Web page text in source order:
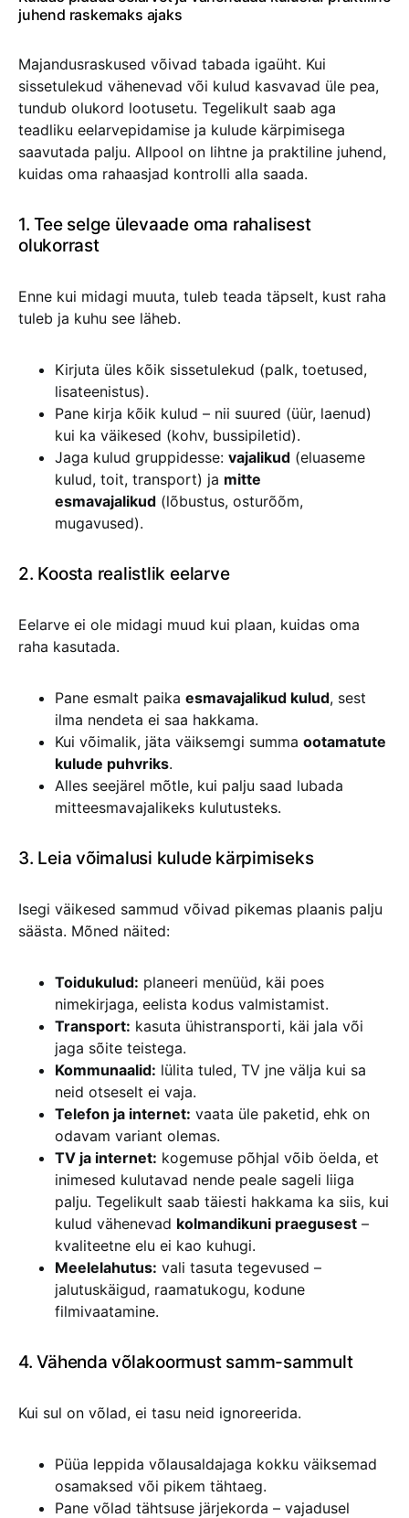
juhend raskemaks ajaks
Majandusraskused võivad tabada igaüht. Kui
sissetulekud vähenevad või kulud kasvavad üle pea,
tundub olukord lootusetu. Tegelikult saab aga
teadliku eelarvepidamise ja kulude kärpimisega
saavutada palju. Allpool on lihtne ja praktiline juhend,
kuidas oma rahaasjad kontrolli alla saada.
1. Tee selge ülevaade oma rahalisest
olukorrast
Enne kui midagi muuta, tuleb teada täpselt, kust raha
tuleb ja kuhu see läheb.
Kirjuta üles kõik sissetulekud (palk, toetused,
lisateenistus).
Pane kirja kõik kulud – nii suured (üür, laenud)
kui ka väikesed (kohv, bussipiletid).
Jaga kulud gruppidesse: vajalikud (eluaseme
kulud, toit, transport) ja mitte
esmavajalikud (lõbustus, osturõõm,
mugavused).
2. Koosta realistlik eelarve
Eelarve ei ole midagi muud kui plaan, kuidas oma
raha kasutada.
Pane esmalt paika esmavajalikud kulud, sest
ilma nendeta ei saa hakkama.
Kui võimalik, jäta väiksemgi summa ootamatute
kulude puhvriks.
Alles seejärel mõtle, kui palju saad lubada
mitteesmavajalikeks kulutusteks.
3. Leia võimalusi kulude kärpimiseks
Isegi väikesed sammud võivad pikemas plaanis palju
säästa. Mõned näited:
Toidukulud: planeeri menüüd, käi poes
nimekirjaga, eelista kodus valmistamist.
Transport: kasuta ühistransporti, käi jala või
jaga sõite teistega.
Kommunaalid: lülita tuled, TV jne välja kui sa
neid otseselt ei vaja.
Telefon ja internet: vaata üle paketid, ehk on
odavam variant olemas.
TV ja internet: kogemuse põhjal võib öelda, et
inimesed kulutavad nende peale sageli liiga
palju. Tegelikult saab täiesti hakkama ka siis, kui
kulud vähenevad kolmandikuni praegusest –
kvaliteetne elu ei kao kuhugi.
Meelelahutus: vali tasuta tegevused –
jalutuskäigud, raamatukogu, kodune
filmivaatamine.
4. Vähenda võlakoormust samm-sammult
Kui sul on võlad, ei tasu neid ignoreerida.
Püüa leppida võlausaldajaga kokku väiksemad
osamaksed või pikem tähtaeg.
Pane võlad tähtsuse järjekorda – vajadusel